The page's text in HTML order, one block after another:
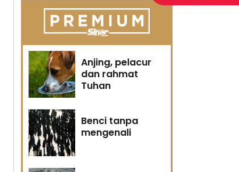
Anjing, pelacur
dan rahmat
Tuhan
Benci tanpa
mengenali